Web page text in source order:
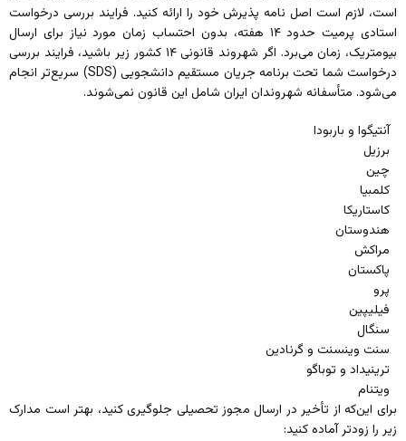
است، لازم است اصل نامه پذیرش خود را ارائه کنید. فرایند بررسی درخواست
استادی پرمیت حدود ۱۴ هفته، بدون احتساب زمان مورد نیاز برای ارسال
بیومتریک، زمان می‌برد. اگر شهروند قانونی ۱۴ کشور زیر باشید، فرایند بررسی
درخواست شما تحت برنامه جریان مستقیم دانشجویی (SDS) سریع‌تر انجام
می‌شود. متأسفانه شهروندان ایران شامل این قانون نمی‌شوند.
آنتیگوا و باربودا
برزیل
چین
کلمبیا
کاستاریکا
هندوستان
مراکش
پاکستان
پرو
فیلیپین
سنگال
سنت وینسنت و گرنادین
ترینیداد و توباگو
ویتنام
برای این‌که از تأخیر در ارسال مجوز تحصیلی جلوگیری کنید، بهتر است مدارک
زیر را زودتر آماده کنید: